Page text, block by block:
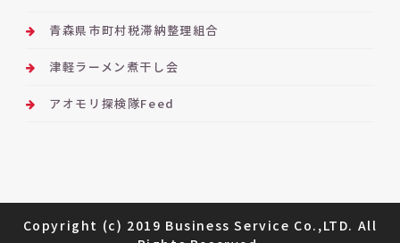
青森県市町村税滞納整理組合
津軽ラーメン煮干し会
アオモリ探検隊Feed
Copyright (c) 2019 Business Service Co.,LTD. All